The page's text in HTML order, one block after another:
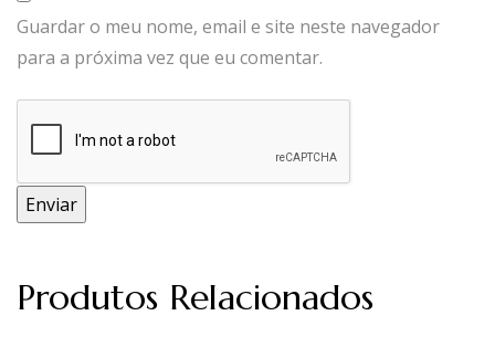
Guardar o meu nome, email e site neste navegador
para a próxima vez que eu comentar.
Produtos Relacionados